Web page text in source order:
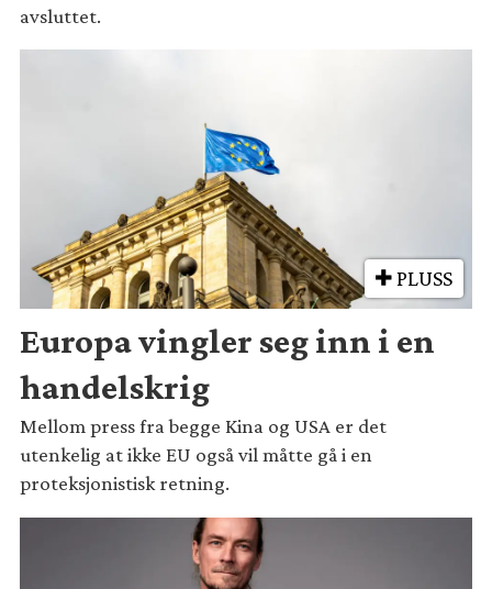
avsluttet.
PLUSS
Europa vingler seg inn i en
handelskrig
Mellom press fra begge Kina og USA er det
utenkelig at ikke EU også vil måtte gå i en
proteksjonistisk retning.